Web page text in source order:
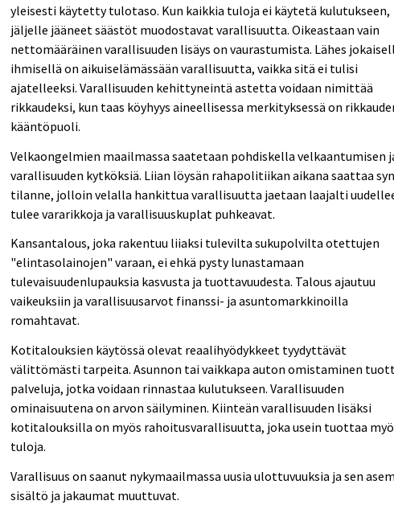
yleisesti käytetty tulotaso. Kun kaikkia tuloja ei käytetä kulutukseen,
jäljelle jääneet säästöt muodostavat varallisuutta. Oikeastaan vain
nettomääräinen varallisuuden lisäys on vaurastumista. Lähes
ihmisellä on aikuiselämässään varallisuutta, vaikka sitä ei tulisi
ajatelleeksi. Varallisuuden kehittyneintä astetta voidaan nimittää
rikkaudeksi, kun taas köyhyys aineellisessa merkityksessä on
kääntöpuoli.
Velkaongelmien maailmassa saatetaan pohdiskella velkaantumisen
varallisuuden kytköksiä. Liian löysän rahapolitiikan aikana saattaa
tilanne, jolloin velalla hankittua varallisuutta jaetaan laajalti
tulee vararikkoja ja varallisuuskuplat puhkeavat.
Kansantalous, joka rakentuu liiaksi tulevilta sukupolvilta otettujen
"elintasolainojen" varaan, ei ehkä pysty lunastamaan
tulevaisuudenlupauksia kasvusta ja tuottavuudesta. Talous ajautuu
vaikeuksiin ja varallisuusarvot finanssi- ja asuntomarkkinoilla
romahtavat.
Kotitalouksien käytössä olevat reaalihyödykkeet tyydyttävät
välittömästi tarpeita. Asunnon tai vaikkapa auton omistaminen
palveluja, jotka voidaan rinnastaa kulutukseen. Varallisuuden
ominaisuutena on arvon säilyminen. Kiinteän varallisuuden lisäksi
kotitalouksilla on myös rahoitusvarallisuutta, joka usein tuottaa
tuloja.
Varallisuus on saanut nykymaailmassa uusia ulottuvuuksia ja sen
sisältö ja jakaumat muuttuvat.